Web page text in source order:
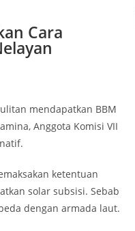
Cara
mendapatkan BBM
Anggota Komisi VII
ketentuan
solar subsisi. Sebab
dengan armada laut.